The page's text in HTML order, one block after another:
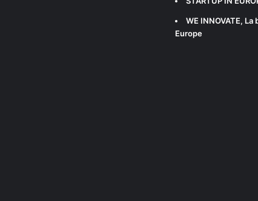
WE INNOVATE, La
Europe